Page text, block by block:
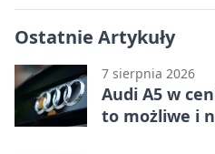
Ostatnie Artykuły
7 sierpnia 2026
Audi A5 w
to możliwe i